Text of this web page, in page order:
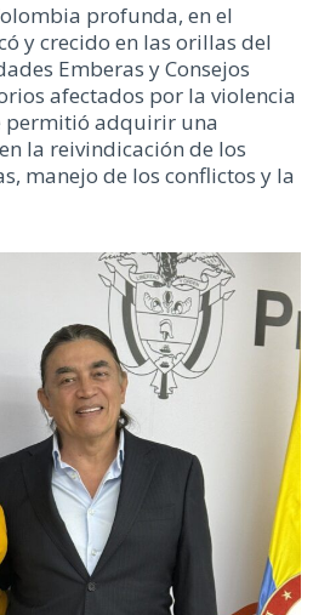
profunda, en el
y crecido en las orillas del
Emberas y Consejos
afectados por la violencia
permitió adquirir una
la reivindicación de los
manejo de los conflictos y la